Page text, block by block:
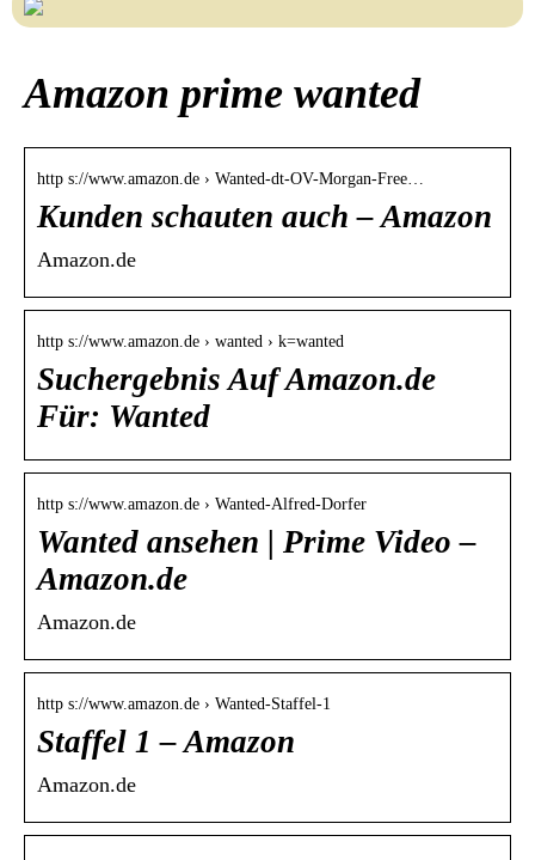
Amazon prime wanted
http s://www.amazon.de › Wanted-dt-OV-Morgan-Free…
Kunden schauten auch – Amazon
Amazon.de
http s://www.amazon.de › wanted › k=wanted
Suchergebnis Auf Amazon.de
Für: Wanted
http s://www.amazon.de › Wanted-Alfred-Dorfer
Wanted ansehen | Prime Video –
Amazon.de
Amazon.de
http s://www.amazon.de › Wanted-Staffel-1
Staffel 1 – Amazon
Amazon.de